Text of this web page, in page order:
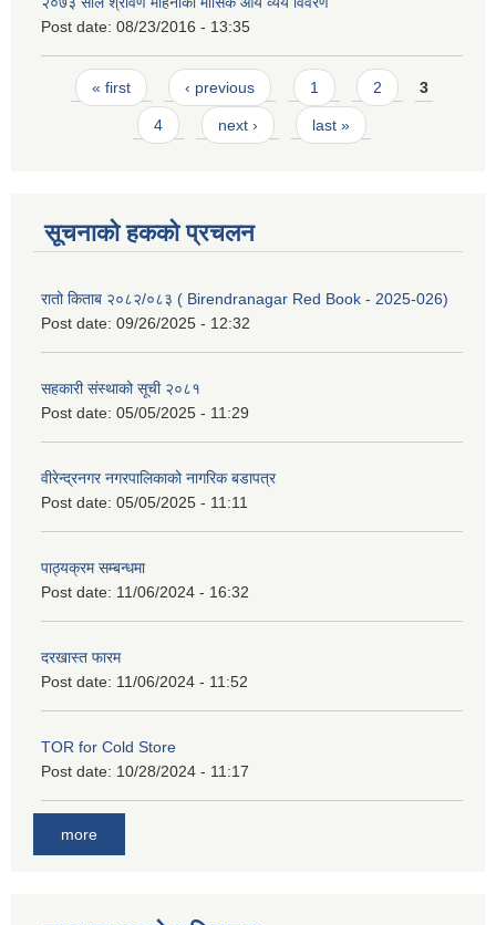
Post date: 08/23/2016 - 13:35
Pages
« first ‹ previous 1 2 3
4 next › last »
सूचनाको हकको प्रचलन
रातो किताब २०८२/०८३ ( Birendranagar Red Book - 2025-026)
Post date: 09/26/2025 - 12:32
सहकारी संस्थाको सूची २०८१
Post date: 05/05/2025 - 11:29
वीरेन्द्रनगर नगरपालिकाको नागरिक बडापत्र
Post date: 05/05/2025 - 11:11
पाठ्यक्रम सम्बन्धमा
Post date: 11/06/2024 - 16:32
दरखास्त फारम
Post date: 11/06/2024 - 11:52
TOR for Cold Store
Post date: 10/28/2024 - 11:17
more